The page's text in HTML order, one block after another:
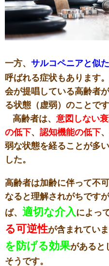
一方、 サルコペニアと似
呼ばれる症状もあります
会が提唱している高齢者
る状態（虚弱）のことです
高齢者は、 意図しない
の低下、 認知機能の低下、
弱な状態を経ることが多
した。
高齢者は加齢に伴って不
なると理解されがちです
ば、 適切な介入 によっ
る可逆性が含まれていま
を防げる効果があると
そうです。